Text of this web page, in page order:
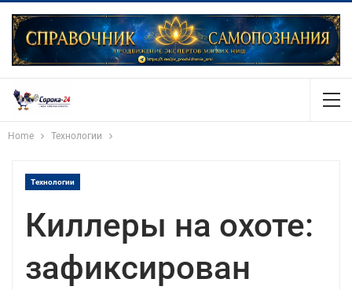
Home Технологии
Технологии
Киллеры на охоте:
зафиксирован